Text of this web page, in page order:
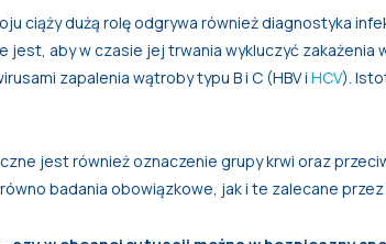
ciąży dużą rolę odgrywa również diagnostyka
jest, aby w czasie jej trwania wykluczyć zakażenia
zapalenia wątroby typu B i C (HBV i HCV).
jest również oznaczenie grupy krwi oraz
badania obowiązkowe, jak i te zalecane